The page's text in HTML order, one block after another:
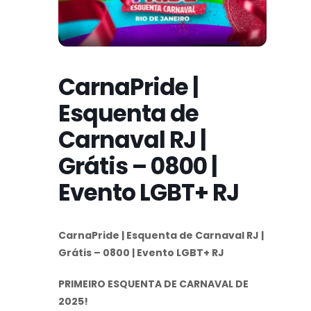
CarnaPride |
Esquenta de
Carnaval RJ |
Grátis – 0800 |
Evento LGBT+ RJ
CarnaPride | Esquenta de Carnaval RJ |
Grátis – 0800 | Evento LGBT+ RJ
PRIMEIRO ESQUENTA DE CARNAVAL DE
2025!